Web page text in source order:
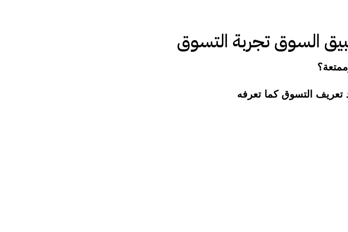
السوق تجربة التسوق
التسوق كما تعرفه